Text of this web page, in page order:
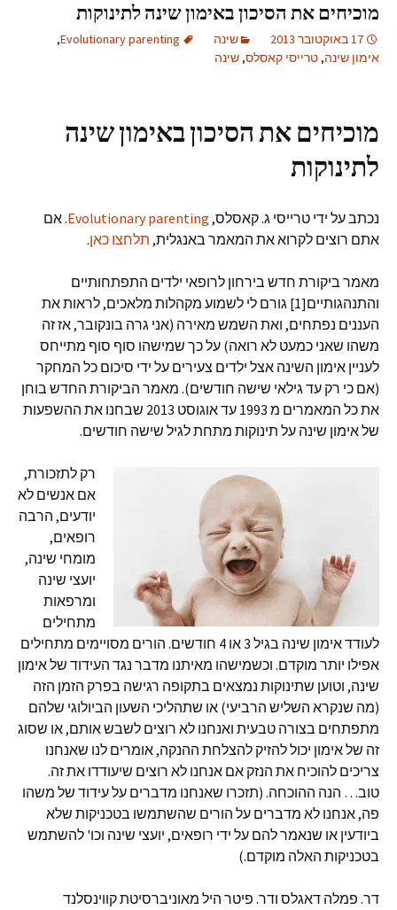
מוכיחים את הסיכון באימון שינה לתינוקות
17 באוקטובר 2013 שינה Evolutionary parenting
,
אימון שינה, טרייסי קאסלס, שינה
מוכיחים את הסיכון באימון שינה
לתינוקות
נכתב על ידי טרייסי ג. קאסלס, Evolutionary parenting. אם
אתם רוצים לקרוא את המאמר באנגלית, תלחצו כאן.
מאמר ביקורת חדש בירחון לרופאי ילדים התפתחותיים
והתנהגותיים[1] גורם לי לשמוע מקהלות מלאכים, לראות את
העננים נפתחים, ואת השמש מאירה (אני גרה בונקובר, אז זה
משהו שאני כמעט לא רואה) על כך שמישהו סוף סוף מתייחס
לעניין אימון השינה אצל ילדים צעירים על ידי סיכום כל המחקר
(אם כי רק עד גילאי שישה חודשים). מאמר הביקורת החדש בוחן
את כל המאמרים מ 1993 עד אוגוסט 2013 שבחנו את ההשפעות
של אימון שינה על תינוקות מתחת לגיל שישה חודשים.
רק לתזכורת,
אם אנשים לא
יודעים, הרבה
רופאים,
מומחי שינה,
יועצי שינה
ומרפאות
מתחילים
לעודד אימון שינה בגיל 3 או 4 חודשים. הורים מסויימים מתחילים
אפילו יותר מוקדם. וכשמישהו מאיתנו מדבר נגד העידוד של אימון
שינה, וטוען שתינוקות נמצאים בתקופה רגישה בפרק הזמן הזה
(מה שנקרא השליש הרביעי) או שתהליכי השעון הביולוגי שלהם
מתפתחים בצורה טבעית ואנחנו לא רוצים לשבש אותם, או שסוג
זה של אימון יכול להזיק להצלחת ההנקה, אומרים לנו שאנחנו
צריכים להוכיח את הנזק אם אנחנו לא רוצים שיעודדו את זה.
טוב… הנה ההוכחה. (תזכרו שאנחנו מדברים על עידוד של משהו
פה, אנחנו לא מדברים על הורים שהשתמשו בטכניקות שלא
ביודעין או שנאמר להם על ידי רופאים, יועצי שינה וכו' להשתמש
בטכניקות האלה מוקדם.)
דר. פמלה דאגלס ודר. פיטר היל מאוניברסיטת קווינסלנד